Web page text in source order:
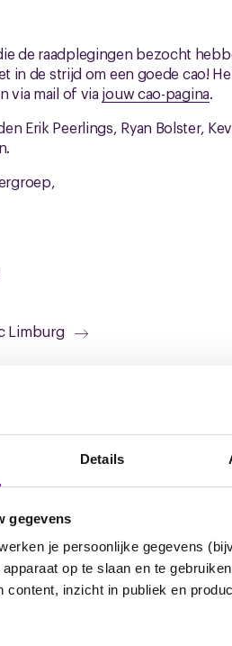
Details
gegevens
je persoonlijke gegevens
op te slaan en te
content, inzicht in publiek en
de raadplegingen bezocht
in de strijd om een goede cao!
via mail of via jouw cao-pagina.
Erik Peerlings, Ryan Bolster,
Limburg